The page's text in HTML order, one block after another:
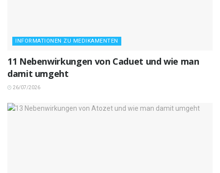
INFORMATIONEN ZU MEDIKAMENTEN
11 Nebenwirkungen von Caduet und wie man
damit umgeht
26/07/2026